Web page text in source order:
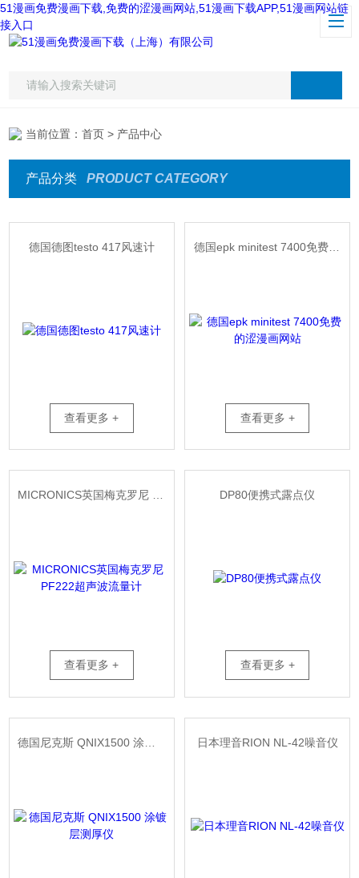
51漫画免费漫画下载,免费的涩漫画网站,51漫画下载APP,51漫画网站链
接入口
当前位置：首页 > 产品中心
产品分类 PRODUCT CATEGORY
德国德图testo 417风速计
查看更多 +
德国epk minitest 7400免费的涩漫画网站
查看更多 +
查看更多 +
DP80便携式露点仪
查看更多 +
日本理音RION NL-42噪音仪